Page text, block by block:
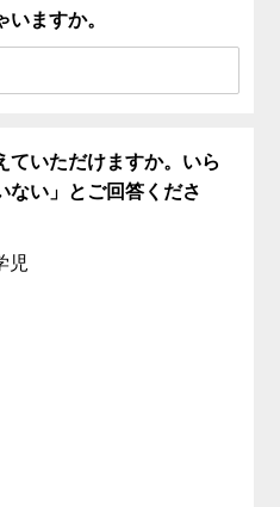
ますか。
ていただけますか。いら
ない」とご回答くださ
児